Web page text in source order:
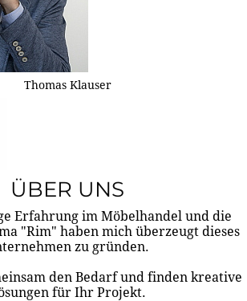
Thomas Klauser
ÜBER UNS
Erfahrung im Möbelhandel und die
"Rim" haben mich überzeugt dieses
zu gründen.
den Bedarf und finden kreative
für Ihr Projekt.